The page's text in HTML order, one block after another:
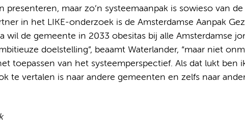
maar zo’n systeemaanpak is sowieso van de
in het LIKE-onderzoek is de Amsterdamse Aanpak
wil de gemeente in 2033 obesitas bij alle Amsterdamse
doelstelling”, beaamt Waterlander, “maar niet
toepassen van het systeemperspectief. Als dat lukt ben
te vertalen is naar andere gemeenten en zelfs naar